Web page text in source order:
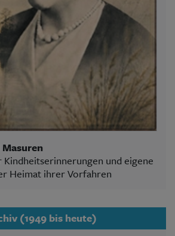
und eigene
Heimat ihrer Vorfahren
(1949 bis heute)